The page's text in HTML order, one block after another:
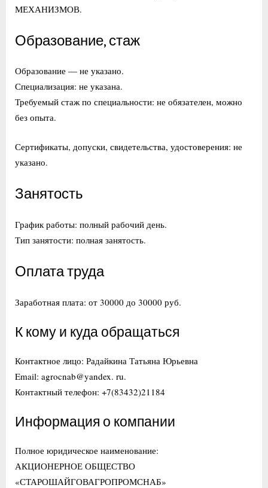
МЕХАНИЗМОВ.
Образование, стаж
Образование — не указано.
Специализация: не указана.
Требуемый стаж по специальности: не обязателен, можно
без опыта.
Сертификаты, допуски, свидетельства, удостоверения: не
указано.
Занятость
График работы: полный рабочий день.
Тип занятости: полная занятость.
Оплата труда
Заработная плата: от 30000 до 30000 руб.
К кому и куда обращаться
Контактное лицо: Радайкина Татьяна Юрьевна
Email: agrocnab@yandex. ru.
Контактный телефон: +7(83432)21184
Информация о компании
Полное юридическое наименование:
АКЦИОНЕРНОЕ ОБЩЕСТВО
«СТАРОШАЙГОВАГРОПРОМСНАБ»